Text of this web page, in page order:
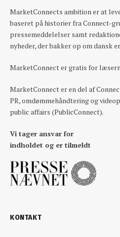
MarketConnects ambition er at
baseret på historier fra Connect-
pressemeddelelser samt
nyheder, der bakker op om dansk
MarketConnect er gratis for
MarketConnect er en del af
PR, omdømmehåndtering og
public affairs (PublicConnect).
Vi tager ansvar for
indholdet og er tilmeldt
KONTAKT